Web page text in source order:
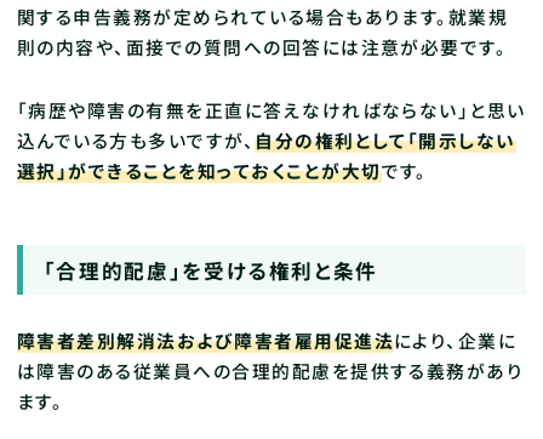
関する申告義務が定められている場合もあります。就業規
則の内容や、面接での質問への回答には注意が必要です。
「病歴や障害の有無を正直に答えなければならない」と思い
込んでいる方も多いですが、自分の権利として「開示しない
選択」ができることを知っておくことが大切です。
「合理的配慮」を受ける権利と条件
障害者差別解消法および障害者雇用促進法により、企業に
は障害のある従業員への合理的配慮を提供する義務があり
ます。